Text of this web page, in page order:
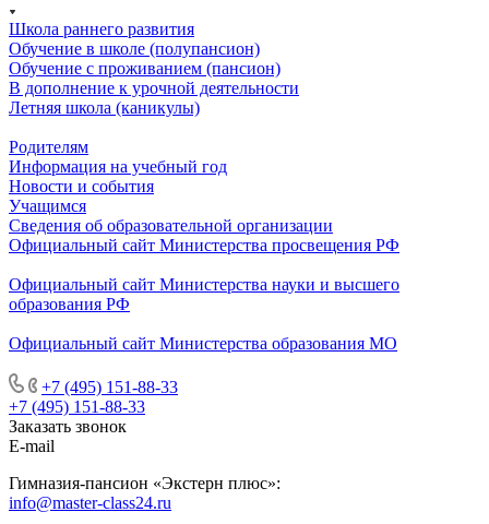
Школа раннего развития
Обучение в школе (полупансион)
Обучение с проживанием (пансион)
В дополнение к урочной деятельности
Летняя школа (каникулы)
Родителям
Информация на учебный год
Новости и события
Учащимся
Сведения об образовательной организации
Официальный сайт Министерства просвещения РФ
Официальный сайт Министерства науки и высшего
образования РФ
Официальный сайт Министерства образования МО
+7 (495) 151-88-33
+7 (495) 151-88-33
Заказать звонок
E-mail
Гимназия-пансион «Экстерн плюс»:
info@master-class24.ru